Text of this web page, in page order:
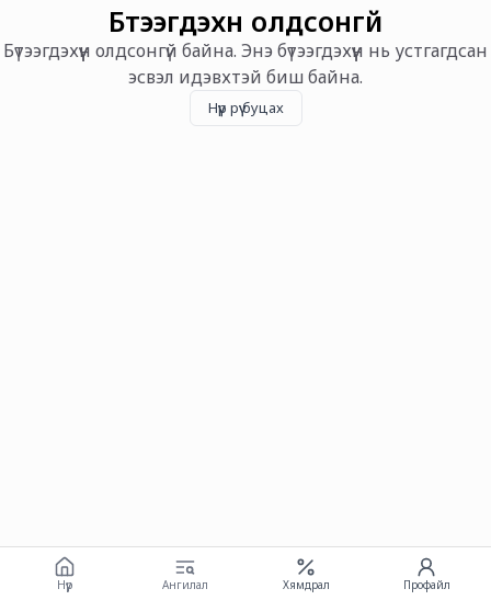
Бүтээгдэхүүн олдсонгүй
Бүтээгдэхүүн олдсонгүй байна. Энэ бүтээгдэхүүн нь устгагдсан
эсвэл идэвхтэй биш байна.
Нүүр рүү буцах
Нүүр Ангилал Хямдрал Профайл